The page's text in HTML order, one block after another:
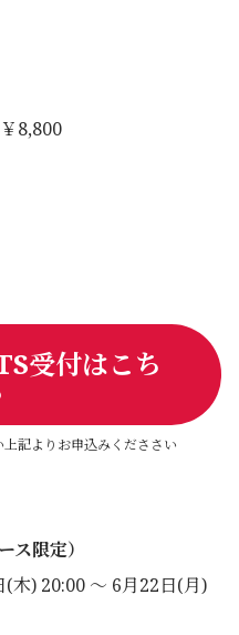
8,800
受付はこち
記よりお申込みくだささい
限定）
木) 20:00 ～ 6月22日(月)